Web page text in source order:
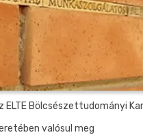
ELTE Bölcsészettudományi
valósul meg